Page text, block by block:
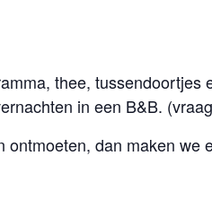
thee, tussendoortjes
in een B&B.
ontmoeten, dan maken we